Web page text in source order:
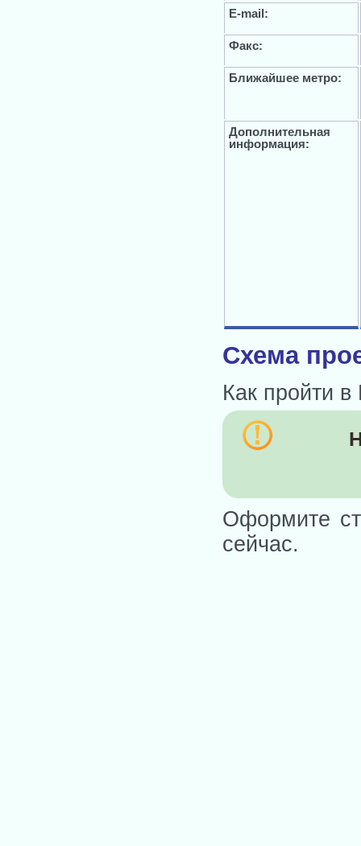
E-mail:
Факс:
Ближайшее метро:
Дополнительная
информация:
Схема
Как пройти
Оформите
сейчас.